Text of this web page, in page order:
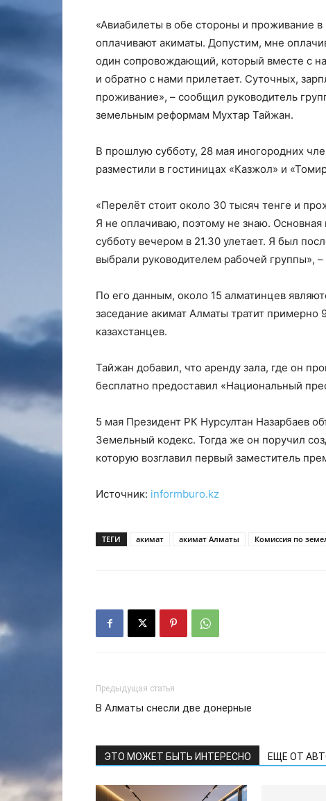
«Авиабилеты в обе стороны и проживание
оплачивают акиматы. Допустим, мне
один сопровождающий, который вместе с
и обратно с нами прилетает. Суточных,
проживание», – сообщил руководитель
земельным реформам Мухтар Тайжан.
В прошлую субботу, 28 мая иногородних
разместили в гостиницах «Казжол» и
«Перелёт стоит около 30 тысяч тенге и
Я не оплачиваю, поэтому не знаю.
субботу вечером в 21.30 улетает. Я был
выбрали руководителем рабочей группы»,
По его данным, около 15 алматинцев
заседание акимат Алматы тратит примерно
казахстанцев.
Тайжан добавил, что аренду зала, где он
бесплатно предоставил «Национальный
5 мая Президент РК Нурсултан Назарбаев
Земельный кодекс. Тогда же он поручил
которую возглавил первый заместитель
Источник: informburo.kz
ТЕГИ акимат акимат Алматы Комиссия по
Предыдущая статья
В Алматы снесли две донерные
ЭТО МОЖЕТ БЫТЬ ИНТЕРЕСНО ЕЩЕ ОТ